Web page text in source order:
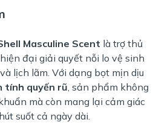
Masculine Scent là trợ thủ
đại giải quyết nỗi lo vệ sinh
lịch lãm. Với dạng bọt mịn dịu
tính quyến rũ, sản phẩm không
mà còn mang lại cảm giác
suốt cả ngày dài.